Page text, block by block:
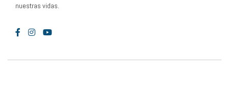
nuestras vidas.